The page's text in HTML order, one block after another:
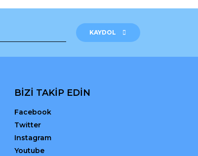
KAYDOL
BİZİ TAKİP EDİN
Facebook
Twitter
Instagram
Youtube